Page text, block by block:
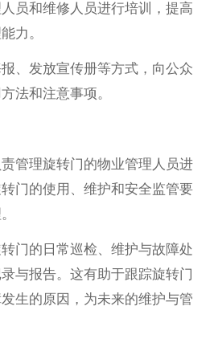
员和维修人员进行培训，提高
力。
、发放宣传册等方式，向公众
法和注意事项。
管理旋转门的物业管理人员进
门的使用、维护和安全监管要
门的日常巡检、维护与故障处
与报告。这有助于跟踪旋转门
生的原因，为未来的维护与管